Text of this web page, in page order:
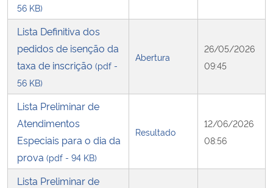
Planalto
56 KB)
Lista Definitiva dos
pedidos de isenção da
taxa de inscrição (pdf -
56 KB)
Abertura
26/05/2026
09:45
Lista Preliminar de
Atendimentos
Especiais para o dia da
prova (pdf - 94 KB)
Resultado
12/06/2026
08:56
Lista Preliminar de